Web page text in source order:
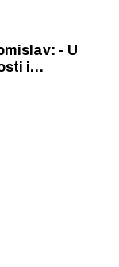
- U
i
života.